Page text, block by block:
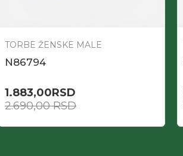
TORBE ŽENSKE MALE
N86794
1.883,00RSD
2.690,00RSD